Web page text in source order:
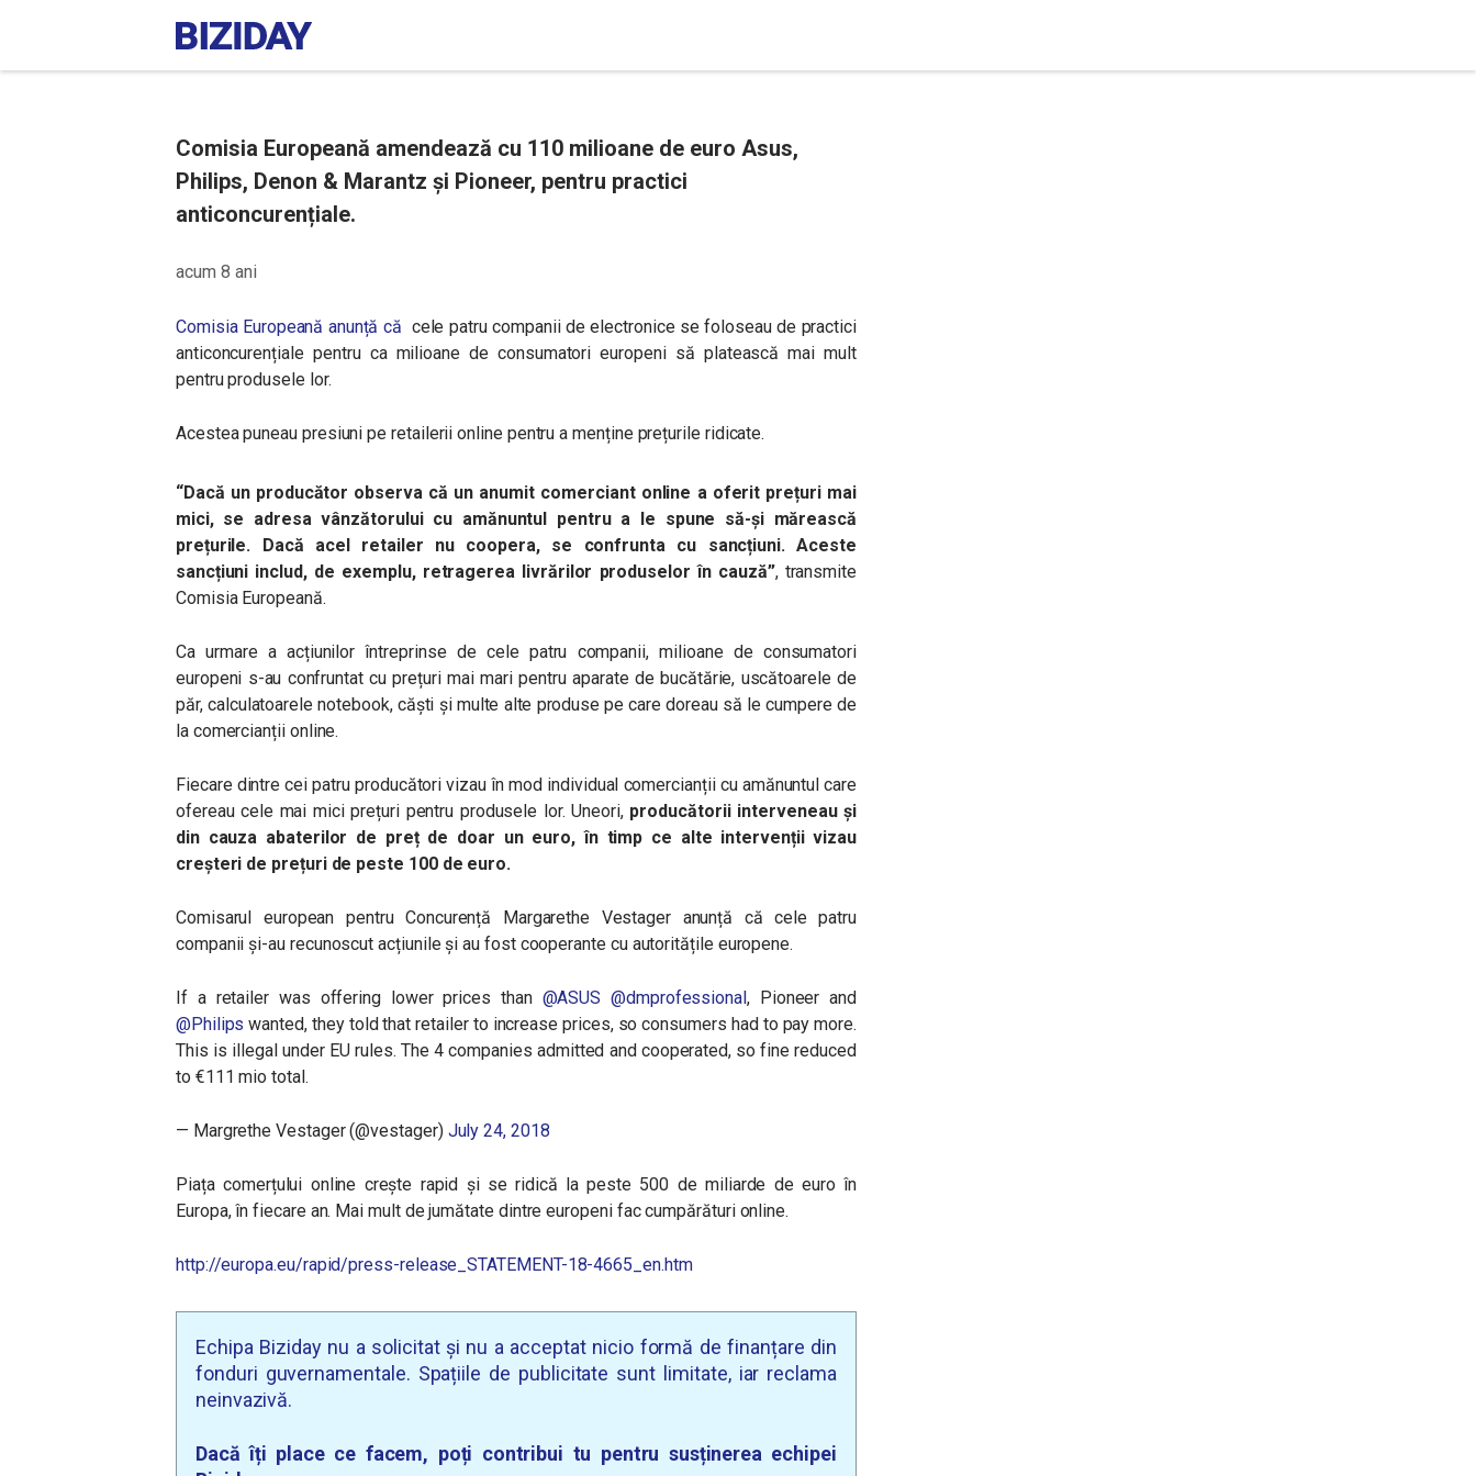
Comisia Europeană amendează cu 110 milioane de euro Asus,
Philips, Denon & Marantz și Pioneer, pentru practici
anticoncurențiale.
acum 8 ani
Comisia Europeană anunță că cele patru companii de electronice se foloseau de practici
anticoncurențiale pentru ca milioane de consumatori europeni să platească mai mult
pentru produsele lor.
Acestea puneau presiuni pe retailerii online pentru a menține prețurile ridicate.
“Dacă un producător observa că un anumit comerciant online a oferit prețuri mai
mici, se adresa vânzătorului cu amănuntul pentru a le spune să-și mărească
prețurile. Dacă acel retailer nu coopera, se confrunta cu sancțiuni. Aceste
sancțiuni includ, de exemplu, retragerea livrărilor produselor în cauză”, transmite
Comisia Europeană.
Ca urmare a acțiunilor întreprinse de cele patru companii, milioane de consumatori
europeni s-au confruntat cu prețuri mai mari pentru aparate de bucătărie, uscătoarele de
păr, calculatoarele notebook, căști și multe alte produse pe care doreau să le cumpere de
la comercianții online.
Fiecare dintre cei patru producători vizau în mod individual comercianții cu amănuntul care
ofereau cele mai mici prețuri pentru produsele lor. Uneori, producătorii interveneau și
din cauza abaterilor de preț de doar un euro, în timp ce alte intervenții vizau
creșteri de prețuri de peste 100 de euro.
Comisarul european pentru Concurență Margarethe Vestager anunță că cele patru
companii și-au recunoscut acțiunile și au fost cooperante cu autoritățile europene.
If a retailer was offering lower prices than @ASUS @dmprofessional, Pioneer and
@Philips wanted, they told that retailer to increase prices, so consumers had to pay more.
This is illegal under EU rules. The 4 companies admitted and cooperated, so fine reduced
to €111 mio total.
— Margrethe Vestager (@vestager) July 24, 2018
Piața comerțului online crește rapid și se ridică la peste 500 de miliarde de euro în
Europa, în fiecare an. Mai mult de jumătate dintre europeni fac cumpărături online.
http://europa.eu/rapid/press-release_STATEMENT-18-4665_en.htm
Echipa Biziday nu a solicitat și nu a acceptat nicio formă de finanțare din
fonduri guvernamentale. Spațiile de publicitate sunt limitate, iar reclama
neinvazivă.
Dacă îți place ce facem, poți contribui tu pentru susținerea echipei